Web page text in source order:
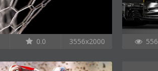
0.0 3556x2000 556